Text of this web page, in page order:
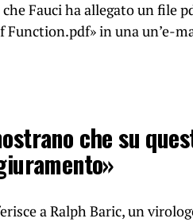
Fauci ha allegato un file
Function.pdf» in una un’e-
che su
a Ralph Baric, un